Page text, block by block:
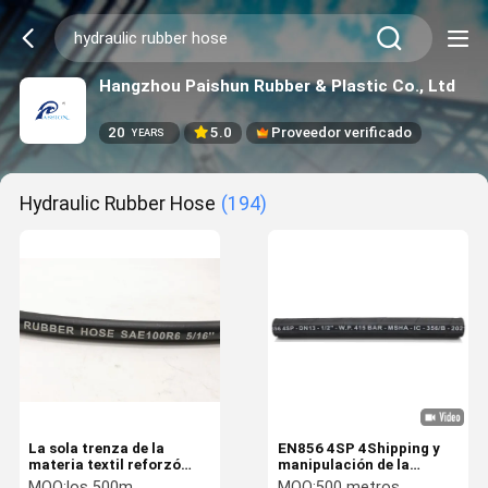
Hangzhou Paishun Rubber & Plastic Co., Ltd
20 YEARS 5.0 Proveedor verificado
Hydraulic Rubber Hose (194)
La sola trenza de la
materia textil reforzó
negro de goma hidráulico
EN856 4SP 4Shipping y
manipulación de la
manguera de goma